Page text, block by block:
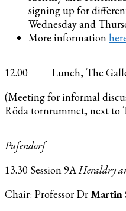
signing up for
Wednesday and
More information
12.00 Lunch, The
(Meeting for informal
Röda tornrummet, next to
Pufendorf
13.30 Session 9AHeraldry
Chair: Professor Dr Martin